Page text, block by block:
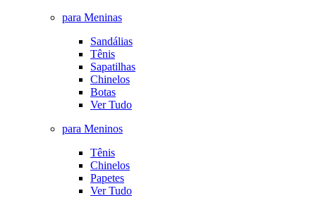
para Meninas
Sandálias
Tênis
Sapatilhas
Chinelos
Botas
Ver Tudo
para Meninos
Tênis
Chinelos
Papetes
Ver Tudo